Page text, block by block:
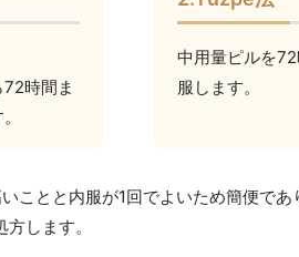
時間ま
中用量ピルを
服します。
とと内服が1回でよいため簡便であ
します。